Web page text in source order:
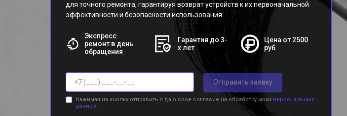
для точного ремонта, гарантируя возврат устройств к их первоначальной
эффективности и безопасности использования.
Экспресс
ремонт в день
обращения
Гарантия до 3-
х лет
Цена от 2500
руб
Отправить заявку
Нажимая на кнопку отправить я даю свое согласие на обработку моих персональных
данных.